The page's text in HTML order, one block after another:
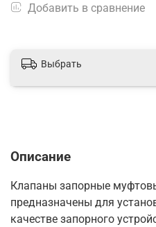
Добавить в сравнение
Выбрать
Описание
Клапаны запорные
предназначены для
качестве запорного